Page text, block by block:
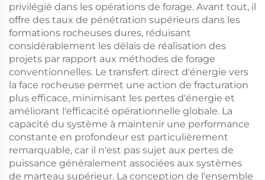
privilégié dans les opérations de forage. Avant tout, il
offre des taux de pénétration supérieurs dans les
formations rocheuses dures, réduisant
considérablement les délais de réalisation des
projets par rapport aux méthodes de forage
conventionnelles. Le transfert direct d'énergie vers
la face rocheuse permet une action de fracturation
plus efficace, minimisant les pertes d'énergie et
améliorant l'efficacité opérationnelle globale. La
capacité du système à maintenir une performance
constante en profondeur est particulièrement
remarquable, car il n'est pas sujet aux pertes de
puissance généralement associées aux systèmes
de marteau supérieur. La conception de l'ensemble